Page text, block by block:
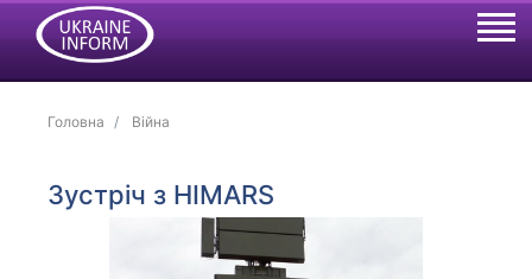
Головна Війна
Зустріч з HIMARS